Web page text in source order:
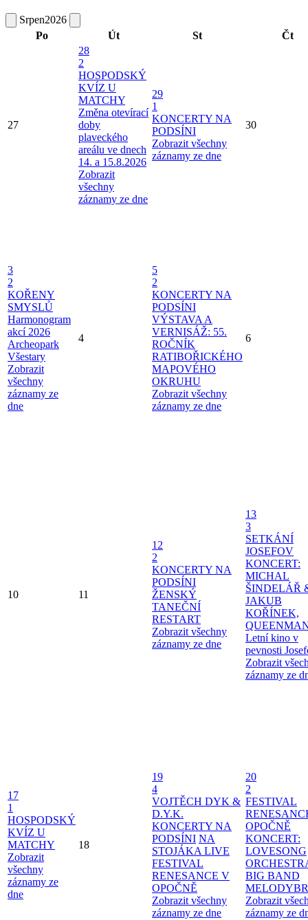
Srpen2026
Po
Út St Čt
27
28
2
HOSPODSKÝ
KVÍZ U
MATCHY
Změna otevírací
doby
plaveckého
areálu ve dnech
14. a 15.8.2026
Zobrazit
všechny
záznamy ze dne
29
1
KONCERTY NA
PODSÍNI
Zobrazit všechny
záznamy ze dne
30
3
2
KOŘENY
SMYSLŮ
Harmonogram
akcí 2026
Archeopark
Všestary
Zobrazit
všechny
záznamy ze
dne
4
5
2
KONCERTY NA
PODSÍNI
VÝSTAVA A
VERNISÁŽ: 55.
ROČNÍK
RATIBOŘICKÉHO
MAPOVÉHO
OKRUHU
Zobrazit všechny
záznamy ze dne
6
10 11
12
2
KONCERTY NA
PODSÍNI
ŽENSKÝ
TANEČNÍ
RESTART
Zobrazit všechny
záznamy ze dne
13
3
SETKÁNÍ
JOSEFOV
KONCERT:
MICHAL
ŠINDELÁŘ
JAKUB
KOŘÍNEK,
Letní kino v
pevnosti
Zobrazit
záznamy ze
17
1
HOSPODSKÝ
KVÍZ U
MATCHY
Zobrazit
všechny
záznamy ze
dne
18
19
4
VOJTĚCH DYK &
D.Y.K.
KONCERTY NA
PODSÍNI NA
STOJÁKA LIVE
FESTIVAL
RENESANCE V
OPOČNĚ
Zobrazit všechny
záznamy ze dne
20
2
FESTIVAL
OPOČNĚ
KONCERT:
LOVESONG
BIG BAND
Zobrazit
záznamy ze